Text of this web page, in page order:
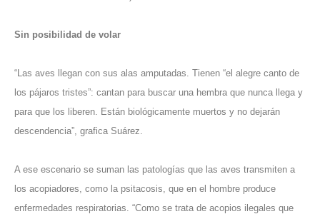
Sin posibilidad de volar
“Las aves llegan con sus alas amputadas. Tienen “el alegre canto de
los pájaros tristes”: cantan para buscar una hembra que nunca llega y
para que los liberen. Están biológicamente muertos y no dejarán
descendencia”, grafica Suárez.
A ese escenario se suman las patologías que las aves transmiten a
los acopiadores, como la psitacosis, que en el hombre produce
enfermedades respiratorias. “Como se trata de acopios ilegales que